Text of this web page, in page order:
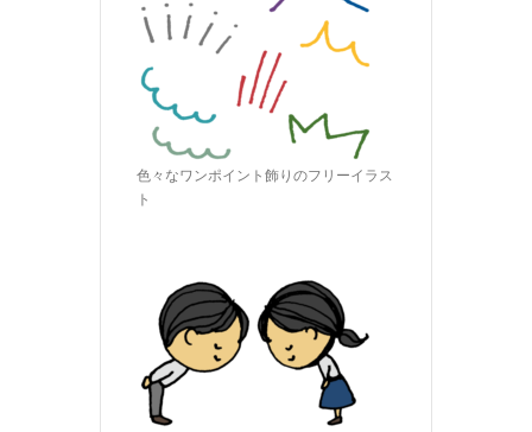
色々なワンポイント飾りのフリーイラス
ト